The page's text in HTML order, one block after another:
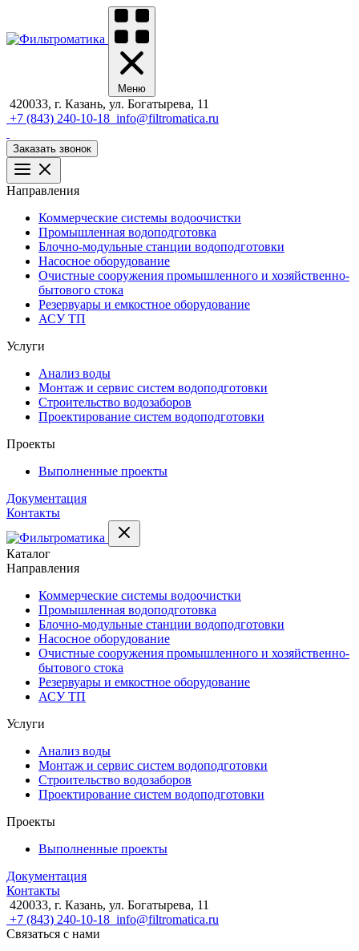
Меню
420033, г. Казань, ул. Богатырева, 11
+7 (843) 240-10-18 info@filtromatica.ru
Заказать звонок
Направления
Коммерческие системы водоочистки
Промышленная водоподготовка
Блочно-модульные станции водоподготовки
Насосное оборудование
Очистные сооружения промышленного и хозяйственно-
бытового стока
Резервуары и емкостное оборудование
АСУ ТП
Услуги
Анализ воды
Монтаж и сервис систем водоподготовки
Строительство водозаборов
Проектирование систем водоподготовки
Проекты
Выполненные проекты
Документация
Контакты
Каталог
Направления
Коммерческие системы водоочистки
Промышленная водоподготовка
Блочно-модульные станции водоподготовки
Насосное оборудование
Очистные сооружения промышленного и хозяйственно-
бытового стока
Резервуары и емкостное оборудование
АСУ ТП
Услуги
Анализ воды
Монтаж и сервис систем водоподготовки
Строительство водозаборов
Проектирование систем водоподготовки
Проекты
Выполненные проекты
Документация
Контакты
420033, г. Казань, ул. Богатырева, 11
+7 (843) 240-10-18 info@filtromatica.ru
Связаться с нами